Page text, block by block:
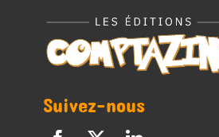
Suivez-nous